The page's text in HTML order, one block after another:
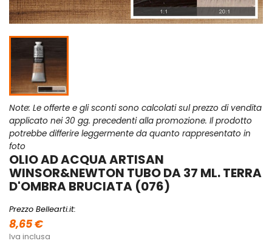
Note: Le offerte e gli sconti sono calcolati sul prezzo di vendita
applicato nei 30 gg. precedenti alla promozione. Il prodotto
potrebbe differire leggermente da quanto rappresentato in
foto
OLIO AD ACQUA ARTISAN
WINSOR&NEWTON TUBO DA 37 ML. TERRA
D'OMBRA BRUCIATA (076)
Prezzo Bellearti.it:
8,65 €
Iva inclusa